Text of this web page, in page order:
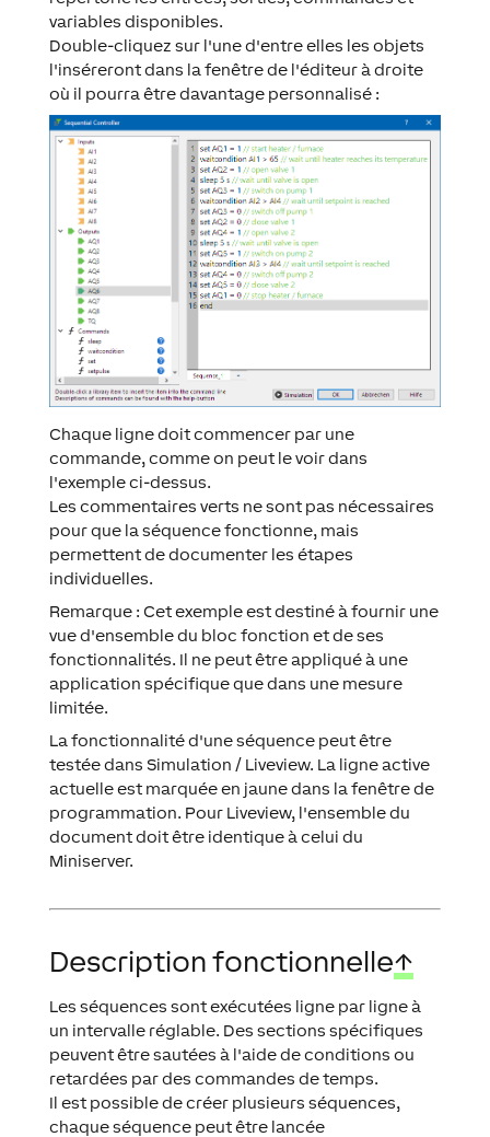
variables disponibles.
Double-cliquez sur l'une d'entre elles les objets
l'inséreront dans la fenêtre de l'éditeur à droite
où il pourra être davantage personnalisé :
Chaque ligne doit commencer par une
commande, comme on peut le voir dans
l'exemple ci-dessus.
Les commentaires verts ne sont pas nécessaires
pour que la séquence fonctionne, mais
permettent de documenter les étapes
individuelles.
Remarque : Cet exemple est destiné à fournir une
vue d'ensemble du bloc fonction et de ses
fonctionnalités. Il ne peut être appliqué à une
application spécifique que dans une mesure
limitée.
La fonctionnalité d'une séquence peut être
testée dans Simulation / Liveview. La ligne active
actuelle est marquée en jaune dans la fenêtre de
programmation. Pour Liveview, l'ensemble du
document doit être identique à celui du
Miniserver.
Description fonctionnelle↑
Les séquences sont exécutées ligne par ligne à
un intervalle réglable. Des sections spécifiques
peuvent être sautées à l'aide de conditions ou
retardées par des commandes de temps.
Il est possible de créer plusieurs séquences,
chaque séquence peut être lancée